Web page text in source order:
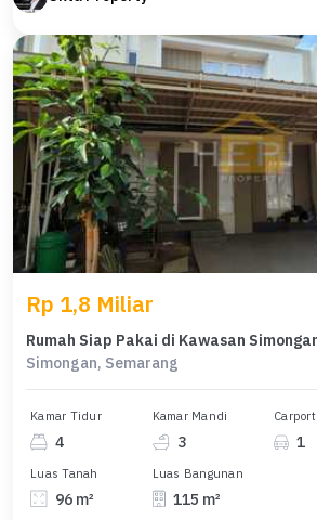
Rp 1,8 Miliar
Simongan, Semarang
Kamar Tidur
4
Kamar Mandi
3
Carport
1
Luas Tanah
96 m²
Luas Bangunan
115 m²